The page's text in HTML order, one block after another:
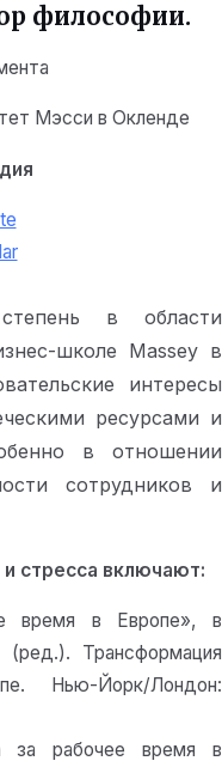
философии.
Мэсси в Окленде
в области
школе Massey в
интересы
ресурсами и
в отношении
сотрудников и
и стресса включают:
время в Европе», в
Трансформация
Нью-Йорк/Лондон:
за рабочее время в